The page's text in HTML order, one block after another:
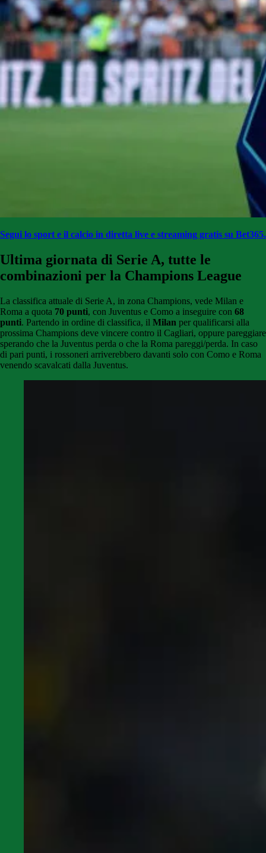
Segui lo sport e il calcio in diretta live e streaming gratis su Bet365.
Ultima giornata di Serie A, tutte le
combinazioni per la Champions League
La classifica attuale di Serie A, in zona Champions, vede Milan e
Roma a quota 70 punti, con Juventus e Como a inseguire con 68
punti. Partendo in ordine di classifica, il Milan per qualificarsi alla
prossima Champions deve vincere contro il Cagliari, oppure pareggiare
sperando che la Juventus perda o che la Roma pareggi/perda. In caso
di pari punti, i rossoneri arriverebbero davanti solo con Como e Roma
venendo scavalcati dalla Juventus.